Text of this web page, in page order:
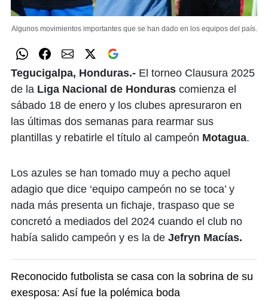
Algunos movimientos importantes que se han dado en los equipos del país.
Tegucigalpa, Honduras.- El torneo Clausura 2025
de la Liga Nacional de Honduras comienza el
sábado 18 de enero y los clubes apresuraron en
las últimas dos semanas para rearmar sus
plantillas y rebatirle el título al campeón Motagua.
Los azules se han tomado muy a pecho aquel
adagio que dice ‘equipo campeón no se toca’ y
nada más presenta un fichaje, traspaso que se
concretó a mediados del 2024 cuando el club no
había salido campeón y es la de Jefryn Macías.
Reconocido futbolista se casa con la sobrina de su
exesposa: Así fue la polémica boda